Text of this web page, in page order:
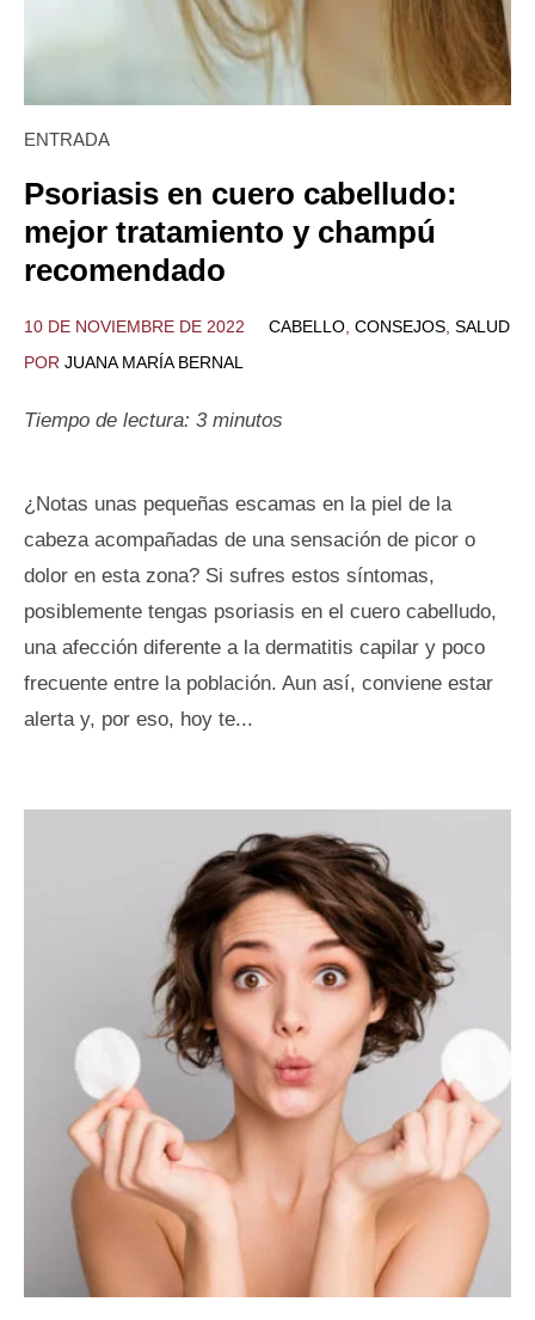
ENTRADA
Psoriasis en cuero cabelludo:
mejor tratamiento y champú
recomendado
10 DE NOVIEMBRE DE 2022 CABELLO, CONSEJOS, SALUD
POR JUANA MARÍA BERNAL
Tiempo de lectura: 3 minutos
¿Notas unas pequeñas escamas en la piel de la
cabeza acompañadas de una sensación de picor o
dolor en esta zona? Si sufres estos síntomas,
posiblemente tengas psoriasis en el cuero cabelludo,
una afección diferente a la dermatitis capilar y poco
frecuente entre la población. Aun así, conviene estar
alerta y, por eso, hoy te...